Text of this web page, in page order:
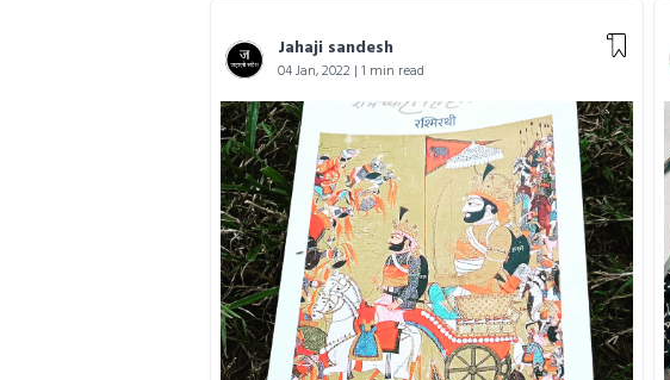
Jahaji sandesh
04 Jan, 2022 | 1 min read